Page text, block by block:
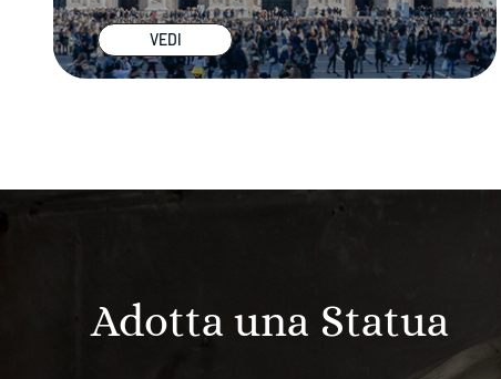
VEDI
Adotta una Statua